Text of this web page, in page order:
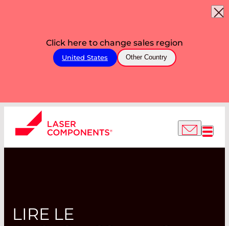
Click here to change sales region
United States Other Country
LIRE LE